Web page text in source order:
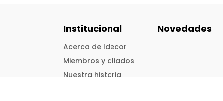
Institucional
Acerca de Idecor
Miembros y aliados
Nuestra historia
Novedades